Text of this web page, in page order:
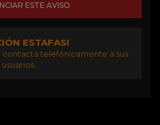
ESTE AVISO
ESTAFAS!
contacta telefónicamente a sus
usuarios.